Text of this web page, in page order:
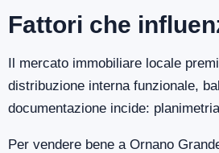
Fattori che
Il mercato immobiliare locale
distribuzione interna funzionale,
documentazione incide:
Per vendere bene a Ornano